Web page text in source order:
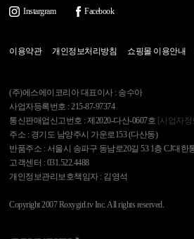
Instargram Facebook
이용약관 개인정보처리방침 쇼핑몰 이용안내
(주)에스에이코리아 대표이사 : 송수아
사업자등록번호 : 215-87-97374
통신판매업신고번호 : 제2020-다산-0607호 [사업자
주소 : 경기도 남양주시 가운로153 (다산동)
반품주소 : 서울시 송파구 동남로20길 53 1층 CJ대한
고객센터 : 031.522.4488
개인정보관리보호책임자 : 김영석
Copyright 2007 Roxygirl.tv Inc. All rights reserved.